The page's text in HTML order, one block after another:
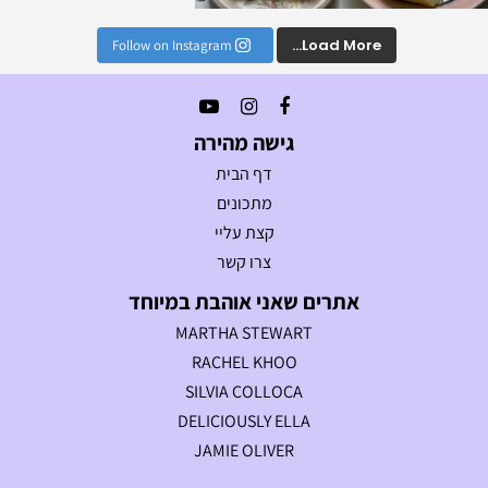
Load More...
Follow on Instagram
גישה מהירה
דף הבית
מתכונים
קצת עליי
צרו קשר
אתרים שאני אוהבת במיוחד
MARTHA STEWART
RACHEL KHOO
SILVIA COLLOCA
DELICIOUSLY ELLA
JAMIE OLIVER